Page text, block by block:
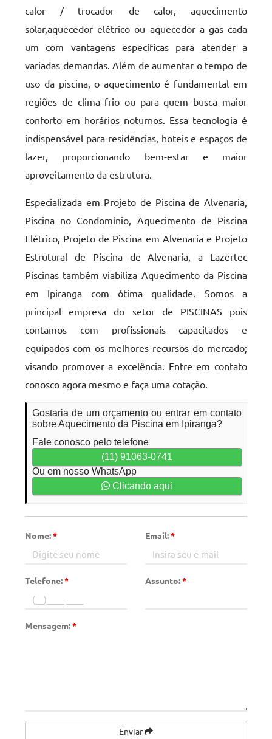
calor / trocador de calor, aquecimento
solar,aquecedor elétrico ou aquecedor a gas cada
um com vantagens específicas para atender a
variadas demandas. Além de aumentar o tempo de
uso da piscina, o aquecimento é fundamental em
regiões de clima frio ou para quem busca maior
conforto em horários noturnos. Essa tecnologia é
indispensável para residências, hoteis e espaços de
lazer, proporcionando bem-estar e maior
aproveitamento da estrutura.
Especializada em Projeto de Piscina de Alvenaria,
Piscina no Condomínio, Aquecimento de Piscina
Elétrico, Projeto de Piscina em Alvenaria e Projeto
Estrutural de Piscina de Alvenaria, a Lazertec
Piscinas também viabiliza Aquecimento da Piscina
em Ipiranga com ótima qualidade. Somos a
principal empresa do setor de PISCINAS pois
contamos com profissionais capacitados e
equipados com os melhores recursos do mercado;
visando promover a excelência. Entre em contato
conosco agora mesmo e faça uma cotação.
Gostaria de um orçamento ou entrar em contato
sobre Aquecimento da Piscina em Ipiranga?
Fale conosco pelo telefone
(11) 91063-0741
Ou em nosso WhatsApp
Clicando aqui
Nome:* Email:*
Telefone:* Assunto:*
Mensagem:*
Enviar